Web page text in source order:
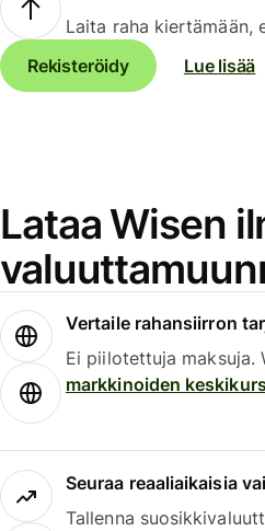
Laita raha kiertämään,
Rekisteröidy
Lue lisää
Lataa Wisen
Vertaile rahansiirron
Ei piilotettuja maksuja.
markkinoiden
Seuraa reaaliaikaisia
Tallenna